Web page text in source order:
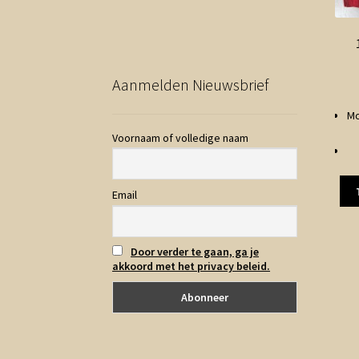
Aanmelden Nieuwsbrief
Voornaam of volledige naam
Email
Door verder te gaan, ga je
akkoord met het privacy beleid.